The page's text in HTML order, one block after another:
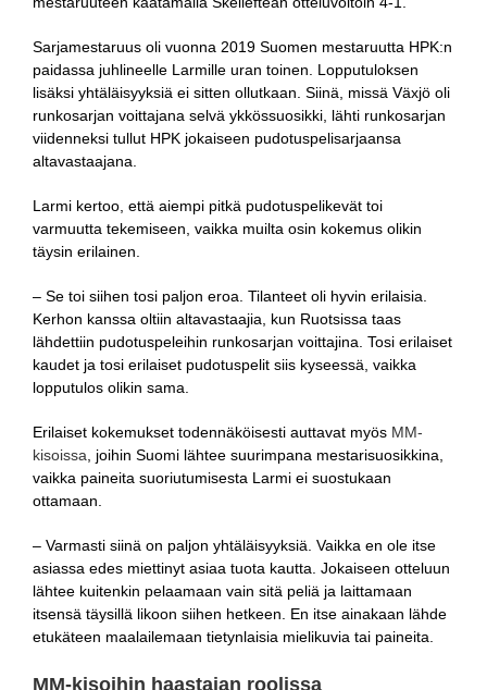
Sarjamestaruus oli vuonna 2019 Suomen mestaruutta HPK:n
paidassa juhlineelle Larmille uran toinen. Lopputuloksen
lisäksi yhtäläisyyksiä ei sitten ollutkaan. Siinä, missä Växjö oli
runkosarjan voittajana selvä ykkössuosikki, lähti runkosarjan
viidenneksi tullut HPK jokaiseen pudotuspelisarjaansa
altavastaajana.
Larmi kertoo, että aiempi pitkä pudotuspelikevät toi
varmuutta tekemiseen, vaikka muilta osin kokemus olikin
täysin erilainen.
– Se toi siihen tosi paljon eroa. Tilanteet oli hyvin erilaisia.
Kerhon kanssa oltiin altavastaajia, kun Ruotsissa taas
lähdettiin pudotuspeleihin runkosarjan voittajina. Tosi erilaiset
kaudet ja tosi erilaiset pudotuspelit siis kyseessä, vaikka
lopputulos olikin sama.
Erilaiset kokemukset todennäköisesti auttavat myös MM-
kisoissa , joihin Suomi lähtee suurimpana mestarisuosikkina,
vaikka paineita suoriutumisesta Larmi ei suostukaan
ottamaan.
– Varmasti siinä on paljon yhtäläisyyksiä. Vaikka en ole itse
asiassa edes miettinyt asiaa tuota kautta. Jokaiseen otteluun
lähtee kuitenkin pelaamaan vain sitä peliä ja laittamaan
itsensä täysillä likoon siihen hetkeen. En itse ainakaan lähde
etukäteen maalailemaan tietynlaisia mielikuvia tai paineita.
MM-kisoihin haastajan roolissa